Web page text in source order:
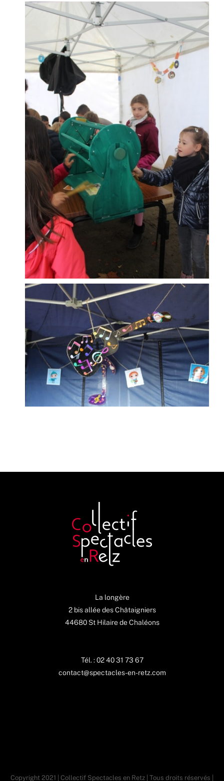
La longère
2 bis allée des Châtaigniers
44680 St Hilaire de Chaléons
Tél. : 02 40 31 73 67
contact@spectacles-en-retz.com
Copyright 2021 | Collectif Spectacles en Retz | Tous droits réservés |